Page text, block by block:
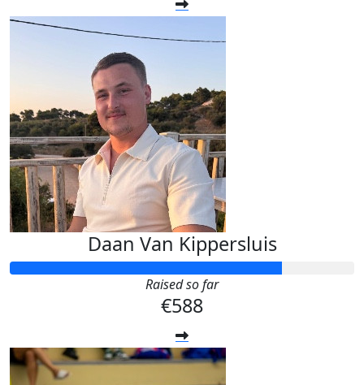
Daan Van Kippersluis
Raised so far
€588